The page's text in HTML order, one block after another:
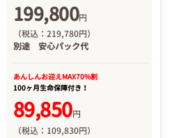
199,800円
（税込：219,780円）
別途 安心パック代
あんしんお迎えMAX70%割
100ヶ月生命保障付き！
89,850円
（税込：109,830円）